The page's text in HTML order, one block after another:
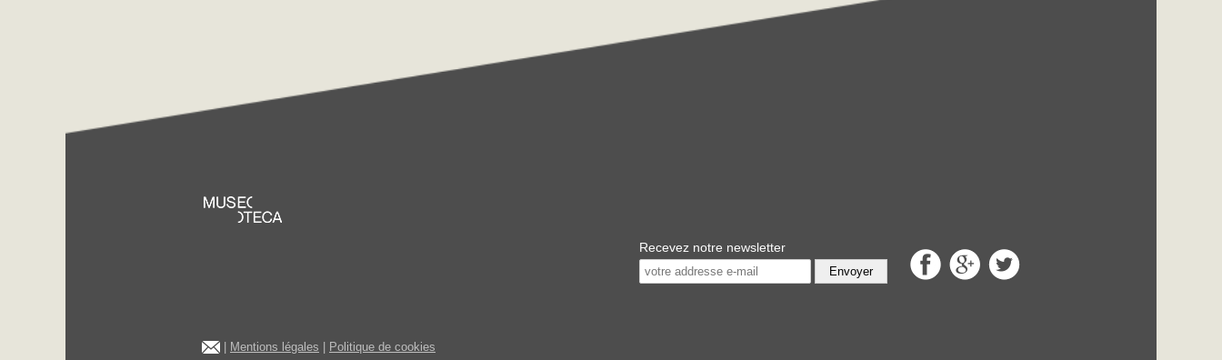
Recevez notre newsletter
Envoyer
Mentions légales Politique de cookies